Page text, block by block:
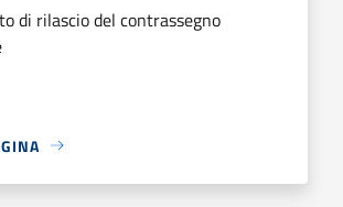
di rilascio del contrassegno